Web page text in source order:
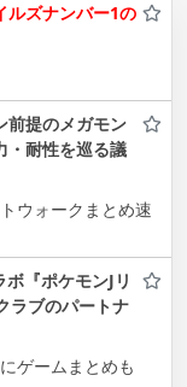
ルズナンバー1の
前提のメガモン
・耐性を巡る議
ウォークまとめ速
ボ『ポケモンJリ
ラブのパートナ
ゲームまとめも